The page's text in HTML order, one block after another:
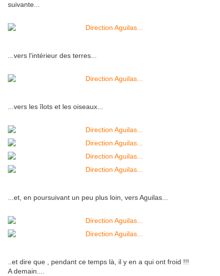
suivante...
...vers l'intérieur des terres...
...vers les îlots et les oiseaux...
...et, en poursuivant un peu plus loin, vers Aguilas...
..et dire que , pendant ce temps là, il y en a qui ont froid !!!
A demain....